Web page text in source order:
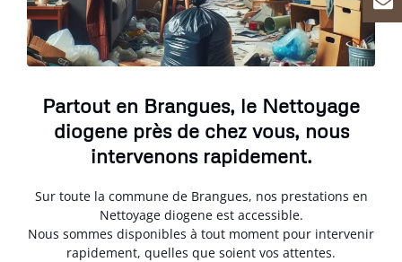
Partout en Brangues, le Nettoyage
diogene près de chez vous, nous
intervenons rapidement.
Sur toute la commune de Brangues, nos prestations en
Nettoyage diogene est accessible.
Nous sommes disponibles à tout moment pour intervenir
rapidement, quelles que soient vos attentes.